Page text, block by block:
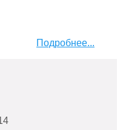
Подробнее...